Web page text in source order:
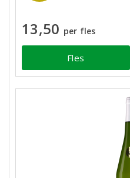
13,50 per fles
Fles